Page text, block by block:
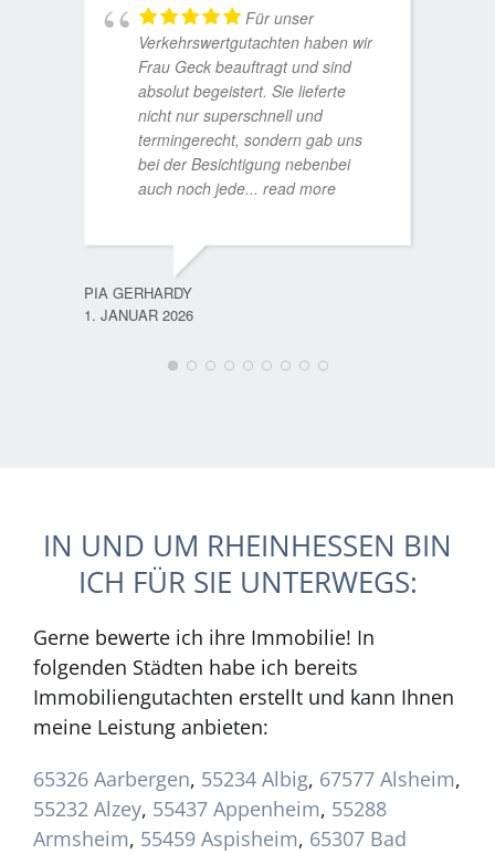
Für unser
Verkehrswertgutachten haben wir
Frau Geck beauftragt und sind
absolut begeistert. Sie lieferte
nicht nur superschnell und
termingerecht, sondern gab uns
bei der Besichtigung nebenbei
auch noch jede... read more
PIA GERHARDY
1. JANUAR 2026
IN UND UM RHEINHESSEN BIN
ICH FÜR SIE UNTERWEGS:
Gerne bewerte ich ihre Immobilie! In
folgenden Städten habe ich bereits
Immobiliengutachten erstellt und kann Ihnen
meine Leistung anbieten:
65326 Aarbergen, 55234 Albig, 67577 Alsheim,
55232 Alzey, 55437 Appenheim, 55288
Armsheim, 55459 Aspisheim, 65307 Bad